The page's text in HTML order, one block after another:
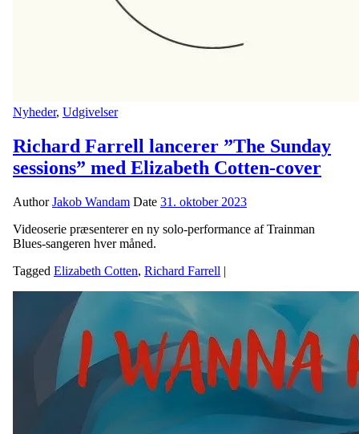
Nyheder, Udgivelser
Richard Farrell lancerer ”The Sunday
sessions” med Elizabeth Cotten-cover
AuthorJakob Wandam Date 31. oktober 2023
Videoserie præsenterer en ny solo-performance af Trainman
Blues-sangeren hver måned.
Tagged Elizabeth Cotten, Richard Farrell |